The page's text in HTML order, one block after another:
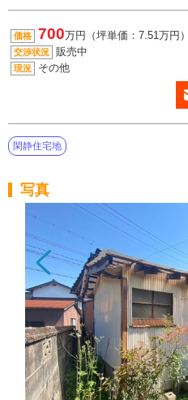
価格 700万円（坪単価：7.51万円）
交渉状況 販売中
現況 その他
閑静住宅地
写真